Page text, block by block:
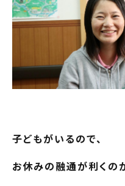
子どもがいるので、
お休みの融通が利くの